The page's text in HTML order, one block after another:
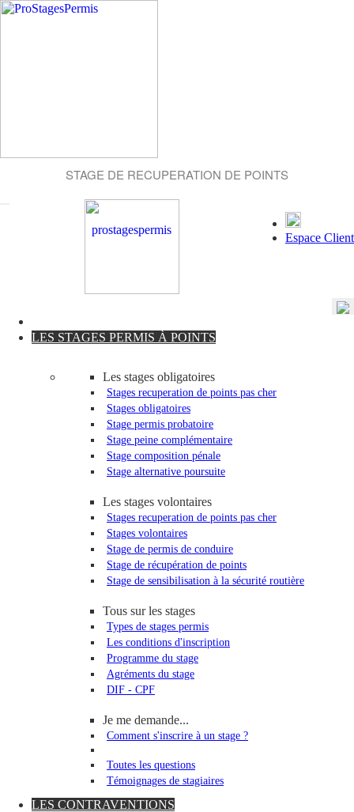
STAGE DE RECUPERATION DE POINTS
Espace Client
LES STAGES PERMIS À POINTS
Les stages obligatoires
Stages recuperation de points pas cher
Stages obligatoires
Stage permis probatoire
Stage peine complémentaire
Stage composition pénale
Stage alternative poursuite
Les stages volontaires
Stages recuperation de points pas cher
Stages volontaires
Stage de permis de conduire
Stage de récupération de points
Stage de sensibilisation à la sécurité routière
Tous sur les stages
Types de stages permis
Les conditions d'inscription
Programme du stage
Agréments du stage
DIF - CPF
Je me demande...
Comment s'inscrire à un stage ?
Toutes les questions
Témoignages de stagiaires
LES CONTRAVENTIONS